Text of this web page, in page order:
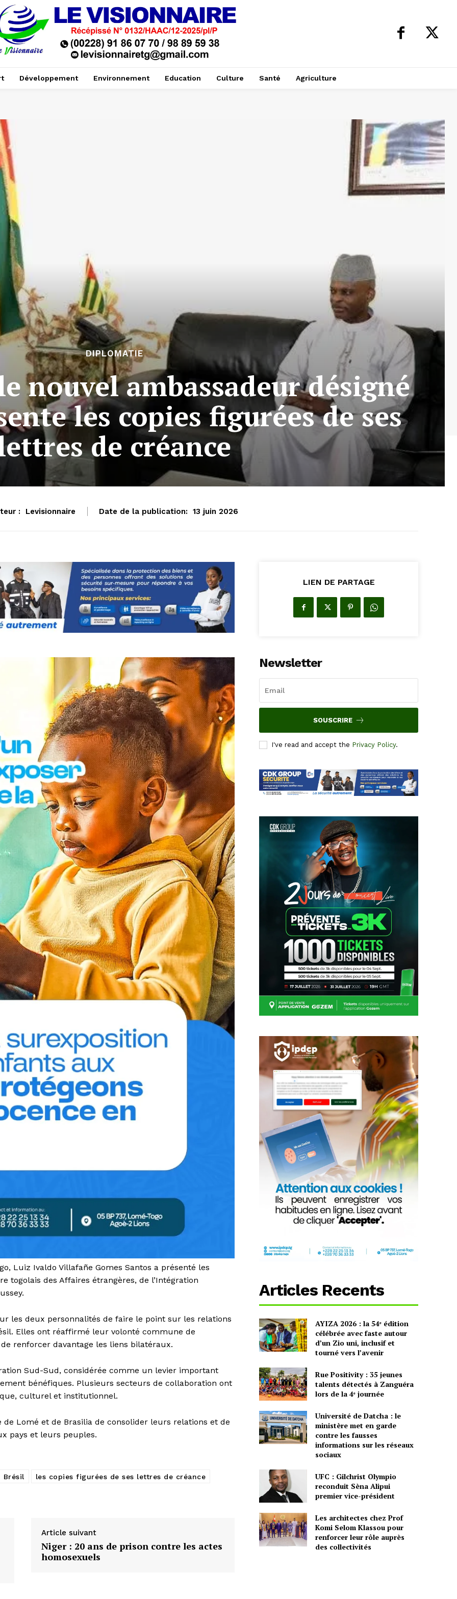
Développement Environnement Education Culture Santé Agriculture
DIPLOMATIE
nouvel ambassadeur désigné
les copies figurées de ses
de créance
: Levisionnaire Date de la publication: 13 juin 2026
Luiz Ivaldo Villafañe Gomes Santos a présenté les
togolais des Affaires étrangères, de l’Intégration
les deux personnalités de faire le point sur les relations
Elles ont réaffirmé leur volonté commune de
renforcer davantage les liens bilatéraux.
Sud-Sud, considérée comme un levier important
bénéfiques. Plusieurs secteurs de collaboration ont
culturel et institutionnel.
Lomé et de Brasilia de consolider leurs relations et de
pays et leurs peuples.
Brésil les copies figurées de ses lettres de créance
Article suivant
Niger : 20 ans de prison contre les actes
homosexuels
LIEN DE PARTAGE
Newsletter
SOUSCRIRE
I've read and accept the Privacy Policy.
Articles Recents
AYIZA 2026 : la 54ᵉ édition
célébrée avec faste autour
d’un Zio uni, inclusif et
tourné vers l’avenir
Rue Positivity : 35 jeunes
talents détectés à Zanguéra
lors de la 4ᵉ journée
Université de Datcha : le
ministère met en garde
contre les fausses
informations sur les réseaux
sociaux
UFC : Gilchrist Olympio
reconduit Sèna Alipui
premier vice-président
Les architectes chez Prof
Komi Selom Klassou pour
renforcer leur rôle auprès
des collectivités